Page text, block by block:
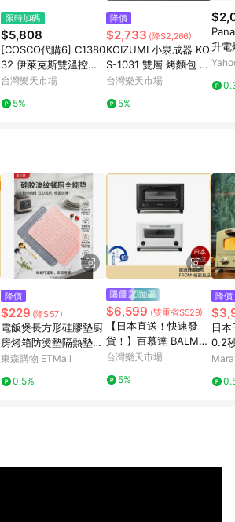
限時加碼
$5,808
[COSCO代購6] C1380
32 伊萊克斯雙溫控氣
炸旋風烤箱32公升 EO
台灣樂天市場
5%
降價
$2,733 (降$2,266)
KOIZUMI 小泉成器 KO
S-1031 雙層 烤麵包 小
烤 電烤 4段火力 定時
台灣樂天市場
5%
升電
降價
$229 (降$57)
電飯煲長方形硅膠墊廚
房烤箱防燙墊隔熱墊微
波爐墊防油墊防滑墊子
東森購物 ETMall
0.5%
$6,599 (雙重省$529)
【日本直送！快速發
貨！】百慕達 BALMU
DA Rebaker KTT01JP
24年款
台灣樂天市場
5%
降價
日
0.2
品